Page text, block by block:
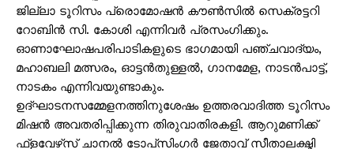
ജില്ലാ ടൂറിസം പ്രൊമോഷൻ കൗൺസിൽ സെക്രട്ടറി
റോബിൻ സി. കോശി എന്നിവർ പ്രസംഗിക്കും.
ഓണാഘോഷപരിപാടികളുടെ ഭാഗമായി പഞ്ചവാദ്യം,
മഹാബലി മത്സരം, ഓട്ടൻതുള്ളൽ, ഗാനമേള, നാടൻപാട്ട്,
നാടകം എന്നിവയുണ്ടാകും.
ഉദ്ഘാടനസമ്മേളനത്തിനുശേഷം ഉത്തരവാദിത്ത ടൂറിസം
മിഷൻ അവതരിപ്പിക്കുന്ന തിരുവാതിരകളി. ആറുമണിക്ക്
ഫ്‌ളവേഴ്‌സ് ചാനൽ ടോപ്‌സിംഗർ ജേതാവ് സീതാലക്ഷ്മി